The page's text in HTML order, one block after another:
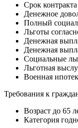
Срок
Денежное
Полный
Льготы
Денежная
Денежная
Социальные
Льготная
Военная
Требования к
Возраст до 65
Категория